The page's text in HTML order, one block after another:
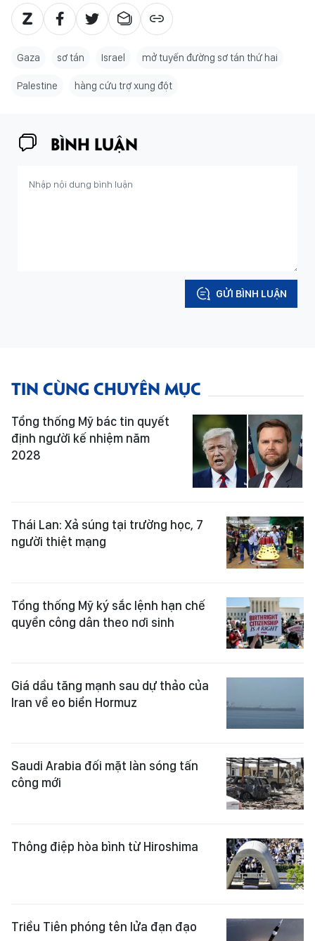
Gaza sơ tán Israel mở tuyến đường sơ tán thứ hai
Palestine hàng cứu trợ xung đột
BÌNH LUẬN
GỬI BÌNH LUẬN
TIN CÙNG CHUYÊN MỤC
Tổng thống Mỹ bác tin quyết
định người kế nhiệm năm
2028
Thái Lan: Xả súng tại trường học, 7
người thiệt mạng
Tổng thống Mỹ ký sắc lệnh hạn chế
quyền công dân theo nơi sinh
Giá dầu tăng mạnh sau dự thảo của
Iran về eo biển Hormuz
Saudi Arabia đối mặt làn sóng tấn
công mới
Thông điệp hòa bình từ Hiroshima
Triều Tiên phóng tên lửa đạn đạo